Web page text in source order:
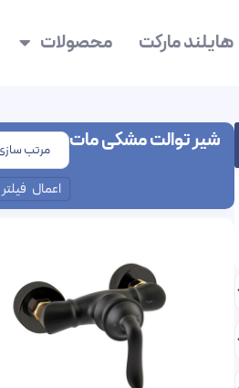
هایلند مارکت محصولات
شیر توالت مشکی مات
اعمال فیلتر